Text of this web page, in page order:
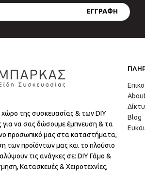
της συσκευασίας & των DIY
να σας δώσουμε έμπνευση & τα
προσωπικό μας στα καταστήματα,
των προϊόντων μας και το πλούσιο
τις ανάγκες σε: DIY Γάμο &
Κατασκευές & Χειροτεχνίες,
Blog